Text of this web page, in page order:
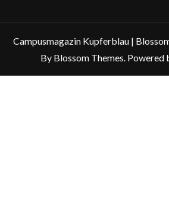
Campusmagazin Kupferblau |
By Blossom Themes. Powered